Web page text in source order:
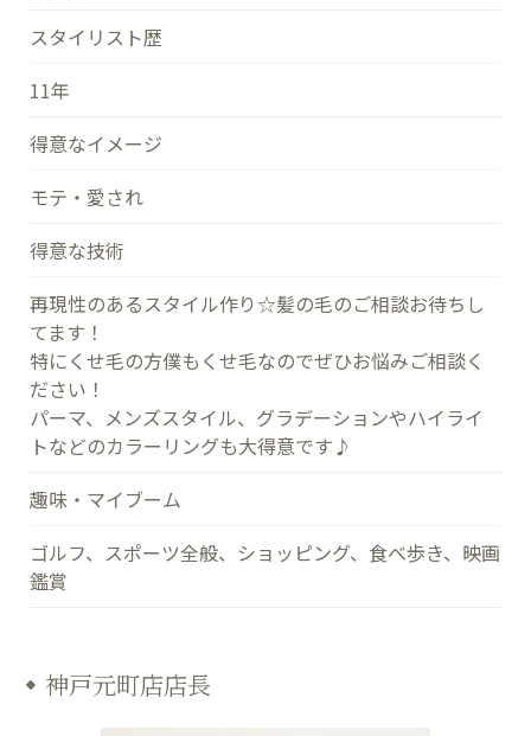
スタイリスト歴
11年
得意なイメージ
モテ・愛され
得意な技術
再現性のあるスタイル作り☆髪の毛のご相談お待ちし
てます！
特にくせ毛の方僕もくせ毛なのでぜひお悩みご相談く
ださい！
パーマ、メンズスタイル、グラデーションやハイライ
トなどのカラーリングも大得意です♪
趣味・マイブーム
ゴルフ、スポーツ全般、ショッピング、食べ歩き、映画
鑑賞
神戸元町店店長